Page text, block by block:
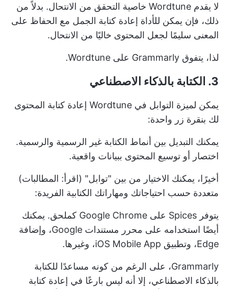
لا يقدم Wordtune خاصية التحقق من الانتحال. بدلاً من
ذلك، فإن يمكن للأداة إعادة كتابة الجمل مع الحفاظ على
المعنى سليمًا لجعل المحتوى خاليًا من الانتحال.
لذا، يتفوق Grammarly على Wordtune.
3. الكتابة بالذكاء الاصطناعي
يمكن لميزة التوابل في Wordtune إعادة كتابة المحتوى
لك بنقرة زر واحدة:
يمكنك التبديل بين أنماط الكتابة غير الرسمية والرسمية.
اختصار أو توسيع المحتوى ببيانات واقعية.
أخيرًا، يمكنك الاختيار من بين "توابل" (اقرأ: المطالبات)
متعددة حسب احتياجاتك ومهاراتك الكتابية الفريدة:
يتوفر Spices على Google Chrome كملحق. يمكنك
أيضًا استخدامه على محرر مستندات Google، وإضافة
Edge، وتطبيق iOS Mobile App، وغيرها.
Grammarly، على الرغم من كونه مساعدًا للكتابة
بالذكاء الاصطناعي، إلا أنه ليس بارعًا في إعادة كتابة